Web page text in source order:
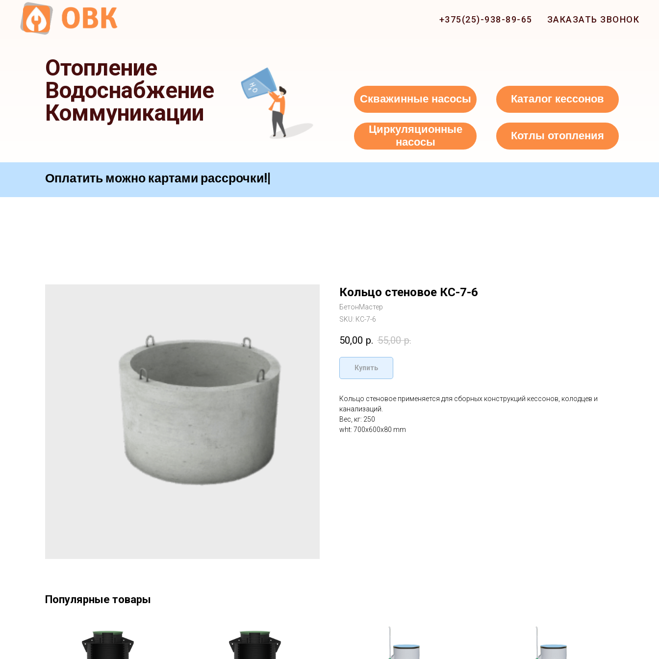
+375(25)-938-89-65 ЗАКАЗАТЬ ЗВОНОК
Отопление
Водоснабжение
Коммуникации
Оплатить можно картам|
Скважинные насосы Каталог кессонов
Циркуляционные
насосы
Котлы отопления
Кольцо стеновое КС-7-6
БетонМастер
SKU: КС-7-6
50,00 р. 55,00 р.
Купить
Кольцо стеновое применяется для сборных конструкций кессонов, колодцев и
канализаций.
Вес, кг: 250
wht: 700x600x80 mm
Популярные товары